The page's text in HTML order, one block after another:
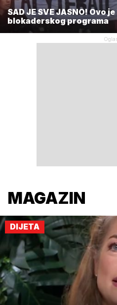
SAD JE SVE JASNO! Ovo
blokaderskog programa
MAGAZIN
DIJETA